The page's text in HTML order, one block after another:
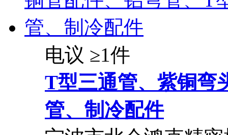
电议 ≥1件
T型三通管、紫铜弯
管、制冷配件